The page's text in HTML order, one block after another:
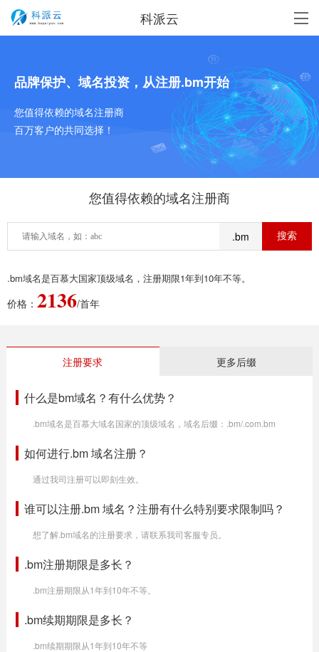
科派云
品牌保护、域名投资，从注册.bm开始
您值得依赖的域名注册商
百万客户的共同选择！
您值得依赖的域名注册商
.bm
.bm域名是百慕大国家顶级域名，注册期限1年到10年不等。
价格： 2136/首年
注册要求 更多后缀
什么是bm域名？有什么优势？
.bm域名是百慕大域名国家的顶级域名，域名后缀：.bm/.com.bm
如何进行.bm 域名注册？
通过我司注册可以即刻生效。
谁可以注册.bm 域名？注册有什么特别要求限制吗？
想了解.bm域名的注册要求，请联系我司客服专员。
.bm注册期限是多长？
.bm注册期限从1年到10年不等。
.bm续期期限是多长？
.bm续期期限从1年到10年不等